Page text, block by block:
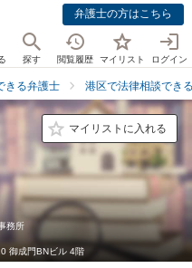
弁護士の方はこちら
探す 閲覧履歴 マイリスト ログイン
きる弁護士 港区で法律相談でき
マイリストに入れる
務所
御成門BNビル 4階